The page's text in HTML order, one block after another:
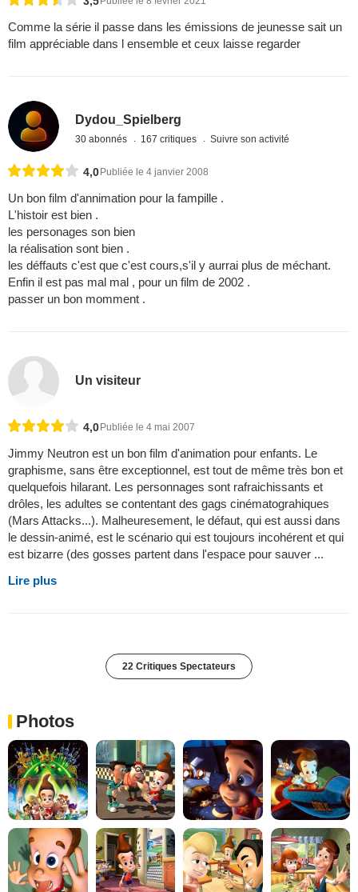
Comme la série il passe dans les émissions de jeunesse sait un
film appréciable dans l ensemble et ceux laisse regarder
Dydou_Spielberg
30 abonnés 167 critiques Suivre son activité
4,0 Publiée le 4 janvier 2008
Un bon film d'annimation pour la fampille .
L'histoir est bien .
les personages son bien
la réalisation sont bien .
les déffauts c'est que c'est cours,s'il y aurrai plus de méchant.
Enfin il est pas mal mal , pour un film de 2002 .
passer un bon momment .
Un visiteur
4,0 Publiée le 4 mai 2007
Jimmy Neutron est un bon film d'animation pour enfants. Le
graphisme, sans être exceptionnel, est tout de même très bon et
quelquefois hilarant. Les personnages sont rafraichissants et
drôles, les adultes se contentant des gags cinématograhiques
(Mars Attacks...). Malheuresement, le défaut, qui est aussi dans
le dessin-animé, est le scénario qui est toujours incohérent et qui
est bizarre (des gosses partent dans l'espace pour sauver ...
Lire plus
22 Critiques Spectateurs
Photos